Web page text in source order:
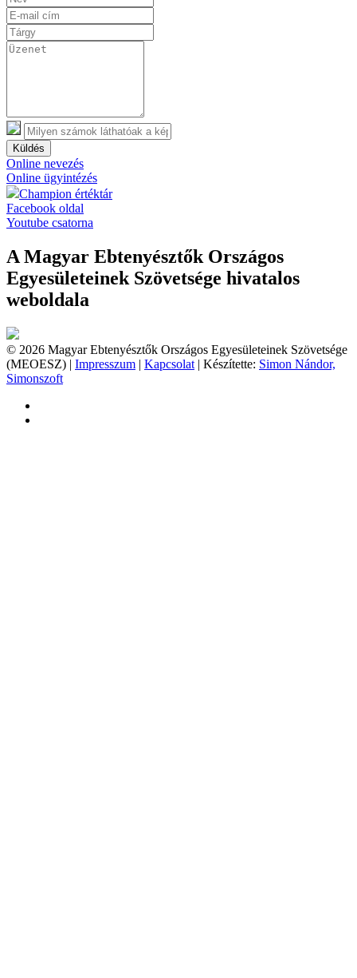
Küldés
Online nevezés
Online ügyintézés
Champion értéktár
Facebook oldal
Youtube csatorna
A Magyar Ebtenyésztők Országos
Egyesületeinek Szövetsége hivatalos
weboldala
© 2026 Magyar Ebtenyésztők Országos Egyesületeinek Szövetsége
(MEOESZ) | Impresszum | Kapcsolat | Készítette: Simon Nándor,
Simonszoft